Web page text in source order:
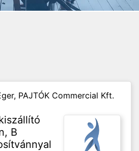
PAJTÓK Commercial Kft.
B